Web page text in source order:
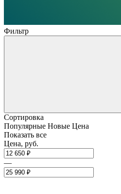
Фильтр
Сортировка
Популярные Новые Цена
Показать все
Цена, руб.
—